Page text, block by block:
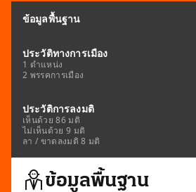
ข้อมูลพื้นฐาน
ประวัติทางการเมือง
1 ตำแหน่ง
2 พรรคการเมือง
ประวัติการลงมติ
เห็นด้วย 86 มติ
ไม่เห็นด้วย 9 มติ
ลา / ขาดลงมติ 8 มติ
ข้อมูลพื้นฐาน